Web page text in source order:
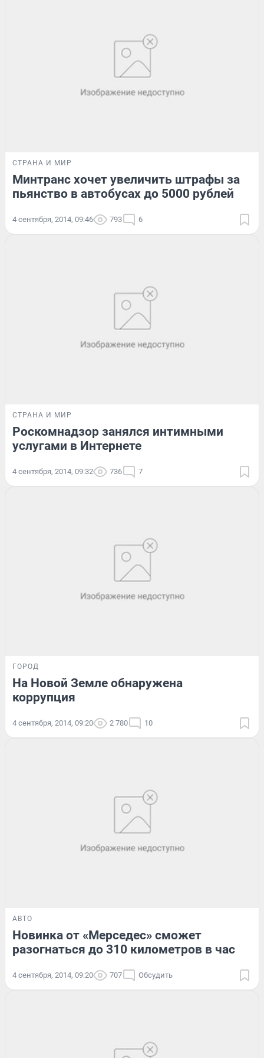
СТРАНА И МИР
Минтранс хочет увеличить штрафы за
пьянство в автобусах до 5000 рублей
4 сентября, 2014, 09:46 793 6
СТРАНА И МИР
Роскомнадзор занялся интимными
услугами в Интернете
4 сентября, 2014, 09:32 736 7
ГОРОД
На Новой Земле обнаружена
коррупция
4 сентября, 2014, 09:20 2 780 10
АВТО
Новинка от «Мерседес» сможет
разогнаться до 310 километров в час
4 сентября, 2014, 09:20 707 Обсудить